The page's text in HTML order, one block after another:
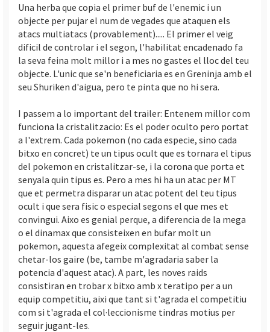
Una herba que copia el primer buf de l'enemic i un
objecte per pujar el num de vegades que ataquen els
atacs multiatacs (provablement)..... El primer el veig
dificil de controlar i el segon, l'habilitat encadenado fa
la seva feina molt millor i a mes no gastes el lloc del teu
objecte. L'unic que se'n beneficiaria es en Greninja amb el
seu Shuriken d'aigua, pero te pinta que no hi sera.
I passem a lo important del trailer: Entenem millor com
funciona la cristalitzacio: Es el poder oculto pero portat
a l'extrem. Cada pokemon (no cada especie, sino cada
bitxo en concret) te un tipus ocult que es tornara el tipus
del pokemon en cristalitzar-se, i la corona que porta et
senyala quin tipus es. Pero a mes hi ha un atac per MT
que et permetra disparar un atac potent del teu tipus
ocult i que sera fisic o especial segons el que mes et
convingui. Aixo es genial perque, a diferencia de la mega
o el dinamax que consisteixen en bufar molt un
pokemon, aquesta afegeix complexitat al combat sense
chetar-los gaire (be, tambe m'agradaria saber la
potencia d'aquest atac). A part, les noves raids
consistiran en trobar x bitxo amb x teratipo per a un
equip competitiu, aixi que tant si t'agrada el competitiu
com si t'agrada el col·leccionisme tindras motius per
seguir jugant-les.